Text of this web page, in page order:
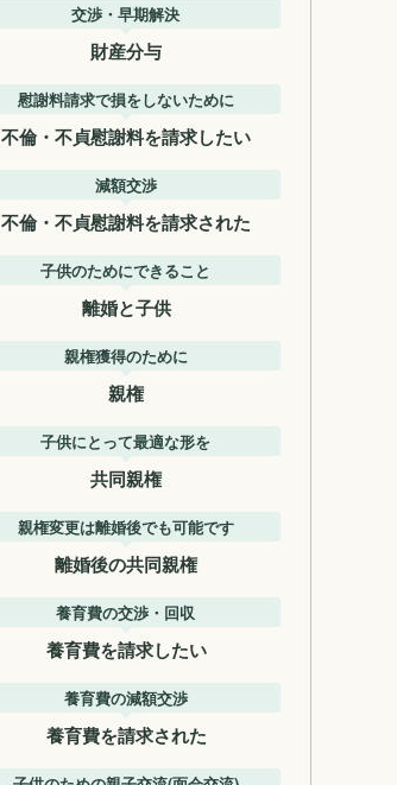
交渉・早期解決
財産分与
慰謝料請求で損をしないために
不倫・不貞慰謝料を請求したい
減額交渉
不倫・不貞慰謝料を請求された
子供のためにできること
離婚と子供
親権獲得のために
親権
子供にとって最適な形を
共同親権
親権変更は離婚後でも可能です
離婚後の共同親権
養育費の交渉・回収
養育費を請求したい
養育費の減額交渉
養育費を請求された